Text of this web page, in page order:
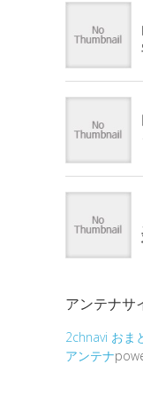
アンテナサ
2chnavi おま
アンテナ